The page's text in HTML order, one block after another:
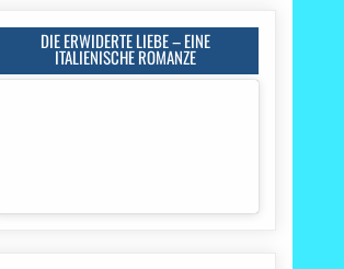
DIE ERWIDERTE LIEBE – EINE
ITALIENISCHE ROMANZE